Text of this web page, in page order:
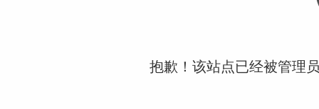
抱歉！该站点已经被管理